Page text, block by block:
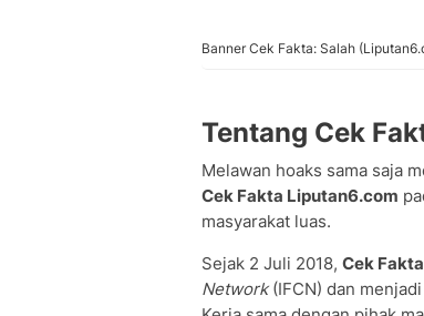
Banner Cek Fakta: Salah
Tentang Cek
Melawan hoaks sama saja
Cek Fakta Liputan6.com
masyarakat luas.
Sejak 2 Juli 2018, Cek
Network(IFCN) dan